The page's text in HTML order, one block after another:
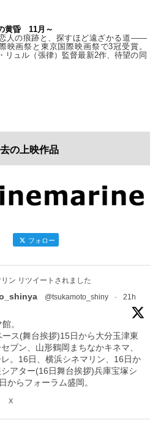
黄昏 11月～
人の痕跡と、探すほど遠ざかる道——
映画祭と東京国際映画祭で3冠受賞。
リュル（張律）監督最新2作、待望の同
の上映作品
フォロー
ン リツイートされました
@tsukamoto_shiny · 21h
。
ス(舞台挨拶)15日から大分玉津東
ブン、山形鶴岡まちなかキネマ、
。16日、横浜シネマリン、16日か
アター(16日舞台挨拶)兵庫宝塚シ
からフォーラム盛岡。
X